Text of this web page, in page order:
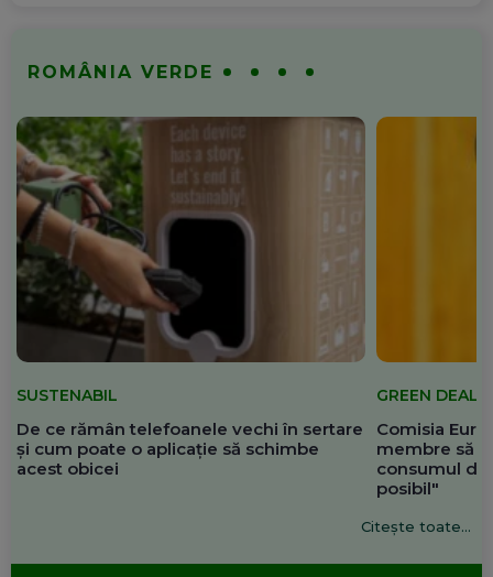
ROMÂNIA VERDE
SUSTENABIL
De ce rămân telefoanele vechi în sertare
și cum poate o aplicație să schimbe
acest obicei
GREEN DEAL
Comisia
membre să
consumul de
posibil"
Citește toate...